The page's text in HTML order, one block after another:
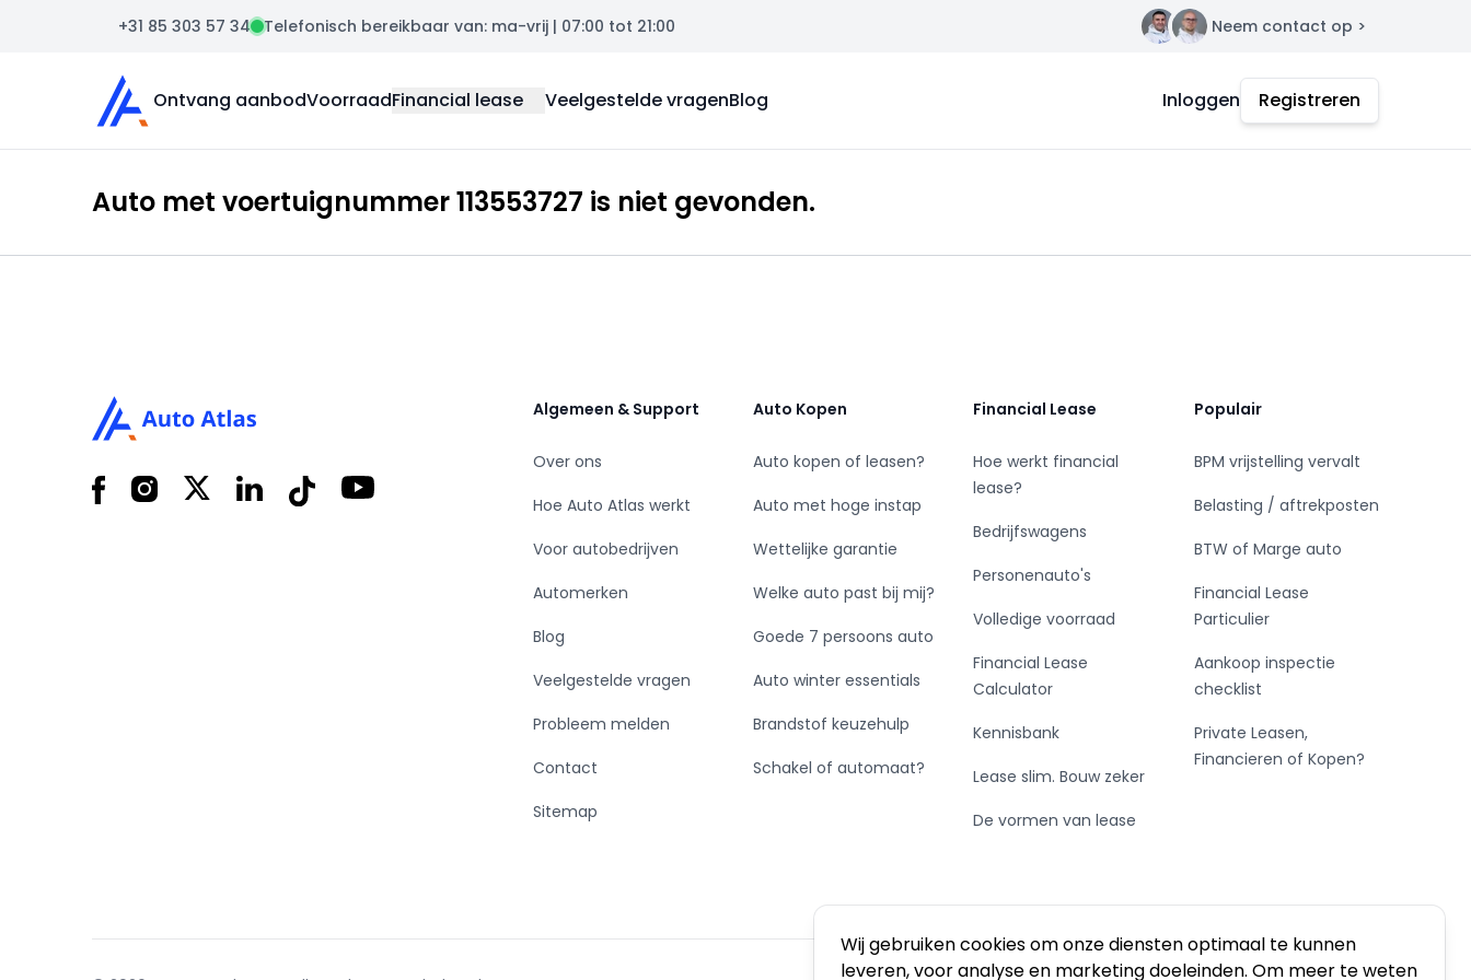
Wij gebruiken cookies om onze diensten optimaal te kunnen
leveren, voor analyse en marketing doeleinden. Om meer te weten
+31 85 303 57 34 Telefonisch bereikbaar van: ma-vrij | 07:00 tot 21:00 Contact Neem contact op >
Auto Atlas
Ontvang aanbodVoorraadFinancial lease Veelgestelde vragenBlog Inloggen Registreren
Auto met voertuignummer 113553727 is niet gevonden.
FacebookInstagram
X LinkedInTiktok YouTube
Algemeen & Support
Over ons
Hoe Auto Atlas werkt
Voor autobedrijven
Automerken
Blog
Veelgestelde vragen
Probleem melden
Contact
Sitemap
Auto Kopen
Auto kopen of leasen?
Auto met hoge instap
Wettelijke garantie
Welke auto past bij mij?
Goede 7 persoons auto
Auto winter essentials
Brandstof keuzehulp
Schakel of automaat?
Financial Lease
Hoe werkt financial
lease?
Bedrijfswagens
Personenauto's
Volledige voorraad
Financial Lease
Calculator
Kennisbank
Lease slim. Bouw zeker
De vormen van lease
Populair
BPM vrijstelling vervalt
Belasting / aftrekposten
BTW of Marge auto
Financial Lease
Particulier
Aankoop inspectie
checklist
Private Leasen,
Financieren of Kopen?